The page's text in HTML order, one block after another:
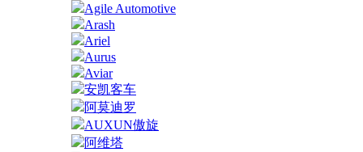
Agile Automotive
Arash
Ariel
Aurus
Aviar
安凯客车
阿莫迪罗
AUXUN傲旋
阿维塔